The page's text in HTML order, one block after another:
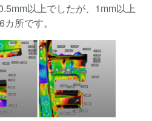
以上でしたが、1mm以上
所です。